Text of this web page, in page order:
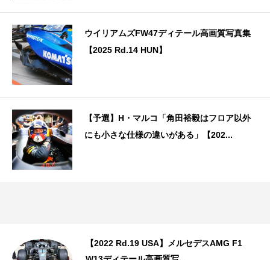
ウイリアムズFW47ディテール高画質写真集
【2025 Rd.14 HUN】
【予選】H・マルコ「角田裕毅はフロア以外
にも小さな仕様の違いがある」【202...
【2022 Rd.19 USA】メルセデスAMG F1